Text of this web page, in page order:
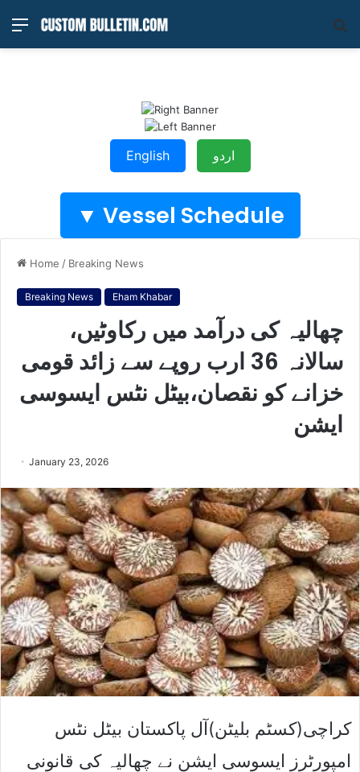
Menu
English اردو
Vessel Schedule ▼
Home / Breaking News
Breaking News Eham Khabar
چھالیہ کی درآمد میں رکاوٹیں،
سالانہ 36 ارب روپے سے زائد قومی
خزانے کو نقصان،بیٹل نٹس ایسوسی
ایشن
January 23, 2026
کراچی(کسٹم بلیٹن)آل پاکستان بیٹل نٹس
امپورٹرز ایسوسی ایشن نے چھالیہ کی قانونی